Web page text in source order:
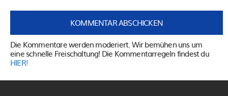
Die Kommentare werden moderiert. Wir bemühen uns um
eine schnelle Freischaltung! Die Kommentarregeln findest du
HIER!